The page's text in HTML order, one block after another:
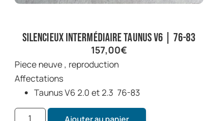
Silencieux intermédiaire Taunus V6 | 76-83
157,00€
Piece neuve , reproduction
Affectations
Taunus V6 2.0 et 2.3 76-83
Ajouter au panier